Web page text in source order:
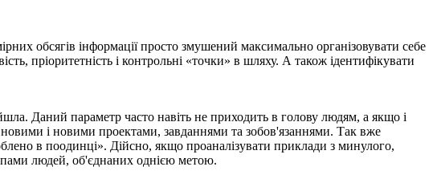
обсягів інформації просто змушений максимально організовувати себе
пріоритетність і контрольні «точки» в шляху. А також ідентифікувати
Даний параметр часто навіть не приходить в голову людям, а якщо і
і новими проектами, завданнями та зобов'язаннями. Так вже
в поодинці». Дійсно, якщо проаналізувати приклади з минулого,
людей, об'єднаних однією метою.